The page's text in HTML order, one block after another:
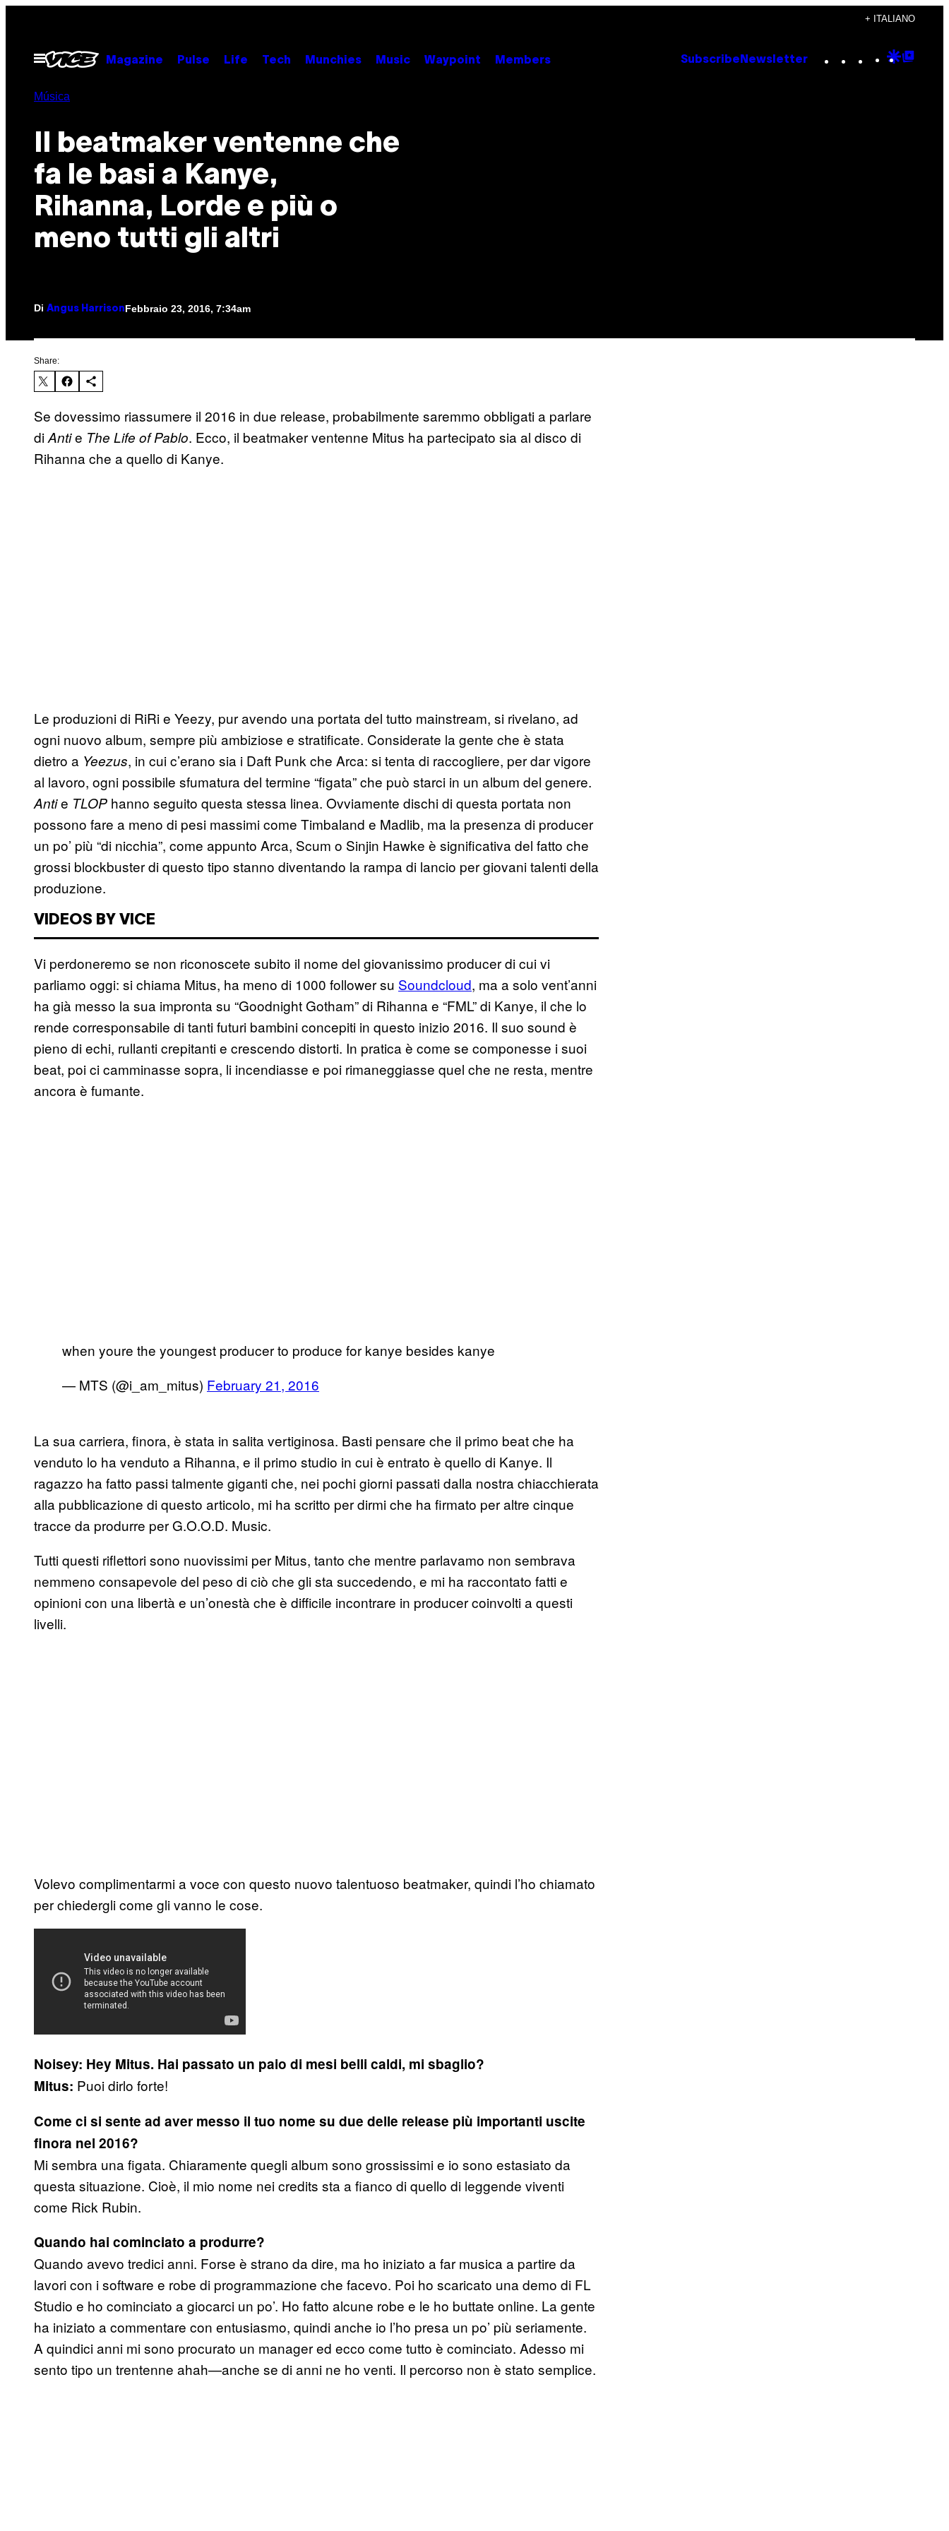
contenuto
+ ITALIANO
Apri
Magazine Pulse Life Tech Munchies Music Waypoint Members Subscribe Newsletter Instagram
TikTok
YouTube
Google
Música
Il beatmaker ventenne che
fa le basi a Kanye,
Rihanna, Lorde e più o
meno tutti gli altri
Di Angus HarrisonFebbraio 23, 2016, 7:34am
Share:
Se dovessimo riassumere il 2016 in due release, probabilmente saremmo obbligati a parlare
diAntie The Life of Pablo. Ecco, il beatmaker ventenne Mitus ha partecipato sia al disco di
Rihanna che a quello di Kanye.
Le produzioni di RiRi e Yeezy, pur avendo una portata del tutto mainstream, si rivelano, ad
ogni nuovo album, sempre più ambiziose e stratificate. Considerate la gente che è stata
dietro a Yeezus, in cui c’erano sia i Daft Punk che Arca: si tenta di raccogliere, per dar vigore
al lavoro, ogni possibile sfumatura del termine “figata” che può starci in un album del genere.
Antie TLOP hanno seguito questa stessa linea. Ovviamente dischi di questa portata non
possono fare a meno di pesi massimi come Timbaland e Madlib, ma la presenza di producer
un po’ più “di nicchia”, come appunto Arca, Scum o Sinjin Hawke è significativa del fatto che
grossi blockbuster di questo tipo stanno diventando la rampa di lancio per giovani talenti della
produzione.
VIDEOS BY VICE
Vi perdoneremo se non riconoscete subito il nome del giovanissimo producer di cui vi
parliamo oggi: si chiama Mitus, ha meno di 1000 follower su Soundcloud, ma a solo vent’anni
ha già messo la sua impronta su “Goodnight Gotham” di Rihanna e “FML” di Kanye, il che lo
rende corresponsabile di tanti futuri bambini concepiti in questo inizio 2016. Il suo sound è
pieno di echi, rullanti crepitanti e crescendo distorti. In pratica è come se componesse i suoi
beat, poi ci camminasse sopra, li incendiasse e poi rimaneggiasse quel che ne resta, mentre
ancora è fumante.
when youre the youngest producer to produce for kanye besides kanye
— MTS (@i_am_mitus) February 21, 2016
La sua carriera, finora, è stata in salita vertiginosa. Basti pensare che il primo beat che ha
venduto lo ha venduto a Rihanna, e il primo studio in cui è entrato è quello di Kanye. Il
ragazzo ha fatto passi talmente giganti che, nei pochi giorni passati dalla nostra chiacchierata
alla pubblicazione di questo articolo, mi ha scritto per dirmi che ha firmato per altre cinque
tracce da produrre per G.O.O.D. Music.
Tutti questi riflettori sono nuovissimi per Mitus, tanto che mentre parlavamo non sembrava
nemmeno consapevole del peso di ciò che gli sta succedendo, e mi ha raccontato fatti e
opinioni con una libertà e un’onestà che è difficile incontrare in producer coinvolti a questi
livelli.
Volevo complimentarmi a voce con questo nuovo talentuoso beatmaker, quindi l’ho chiamato
per chiedergli come gli vanno le cose.
Noisey: Hey Mitus. Hai passato un paio di mesi belli caldi, mi sbaglio?
Mitus: Puoi dirlo forte!
Come ci si sente ad aver messo il tuo nome su due delle release più importanti uscite
finora nel 2016?
Mi sembra una figata. Chiaramente quegli album sono grossissimi e io sono estasiato da
questa situazione. Cioè, il mio nome nei credits sta a fianco di quello di leggende viventi
come Rick Rubin.
Quando hai cominciato a produrre?
Quando avevo tredici anni. Forse è strano da dire, ma ho iniziato a far musica a partire da
lavori con i software e robe di programmazione che facevo. Poi ho scaricato una demo di FL
Studio e ho cominciato a giocarci un po’. Ho fatto alcune robe e le ho buttate online. La gente
ha iniziato a commentare con entusiasmo, quindi anche io l’ho presa un po’ più seriamente.
A quindici anni mi sono procurato un manager ed ecco come tutto è cominciato. Adesso mi
sento tipo un trentenne ahah—anche se di anni ne ho venti. Il percorso non è stato semplice.